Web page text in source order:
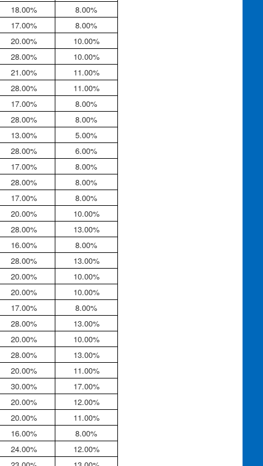
18.00%
8.00%
17.00% 8.00%
20.00%
10.00%
28.00% 10.00%
21.00%
11.00%
28.00% 11.00%
17.00%
8.00%
28.00% 8.00%
13.00%
5.00%
28.00% 6.00%
17.00%
8.00%
28.00%
8.00%
17.00% 8.00%
20.00%
10.00%
28.00%
13.00%
16.00%
8.00%
28.00% 13.00%
20.00%
10.00%
20.00%
10.00%
17.00%
8.00%
28.00%
13.00%
20.00%
10.00%
28.00%
13.00%
20.00%
11.00%
30.00%
17.00%
20.00%
12.00%
20.00%
11.00%
16.00%
8.00%
24.00%
12.00%